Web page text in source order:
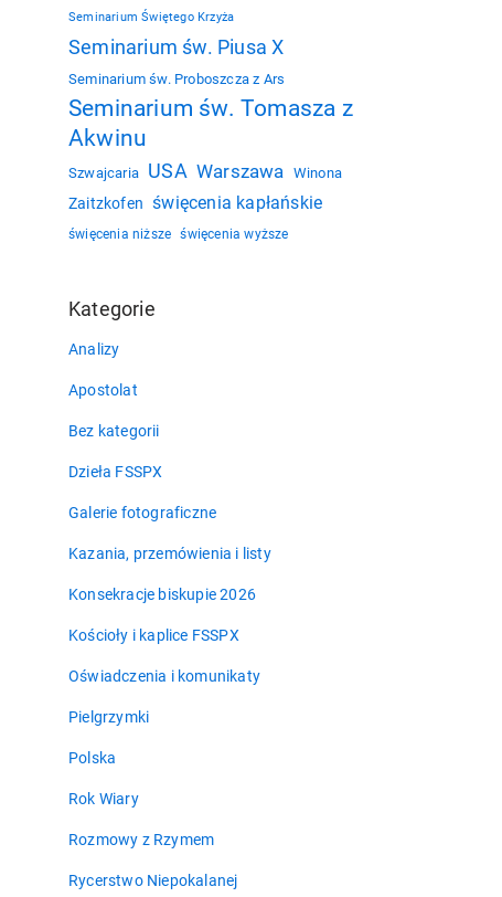
Seminarium Świętego Krzyża
Seminarium św. Piusa X
Seminarium św. Proboszcza z Ars
Seminarium św. Tomasza z
Akwinu
Szwajcaria USA Warszawa Winona
Zaitzkofen święcenia kapłańskie
święcenia niższe święcenia wyższe
Kategorie
Analizy
Apostolat
Bez kategorii
Dzieła FSSPX
Galerie fotograficzne
Kazania, przemówienia i listy
Konsekracje biskupie 2026
Kościoły i kaplice FSSPX
Oświadczenia i komunikaty
Pielgrzymki
Polska
Rok Wiary
Rozmowy z Rzymem
Rycerstwo Niepokalanej